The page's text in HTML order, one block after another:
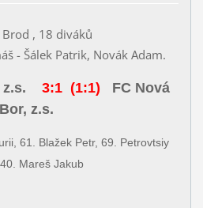
Brod , 18 diváků
- Šálek Patrik, Novák Adam.
3:1 (1:1) FC Nová
Bor, z.s.
61. Blažek Petr, 69. Petrovtsiy
Mareš Jakub